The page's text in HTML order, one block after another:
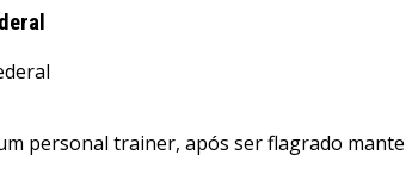
personal trainer, após ser flagrado